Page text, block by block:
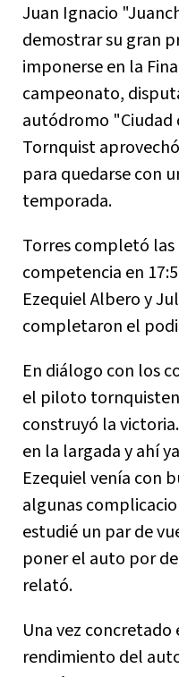
Juan Ignacio
demostrar su gran
imponerse en la
campeonato,
autódromo "Ciudad
Tornquist
para quedarse con
temporada.
Torres completó las
competencia en
Ezequiel Albero y
completaron el
En diálogo con los
el piloto
construyó la
en la largada y ahí
Ezequiel venía con
algunas
estudié un par de
poner el auto por
relató.
Una vez
rendimiento del